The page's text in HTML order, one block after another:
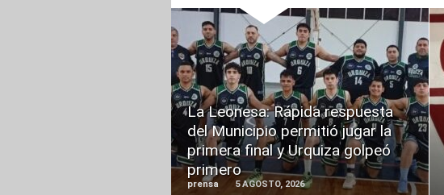
La Leonesa: Rápida respuesta
del Municipio permitió jugar la
primera final y Urquiza golpeó
primero
prensa 5 AGOSTO, 2026
READ
MORE